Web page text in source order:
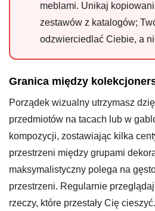
meblami. Unikaj
zestawów z katalogów;
odzwierciedlać Ciebie, a
Granica między
Porządek wizualny utrzymasz
przedmiotów na tacach lub w
kompozycji, zostawiając kilka
przestrzeni między grupami
maksymalistyczny polega na
przestrzeni. Regularnie
rzeczy, które przestały Cię cieszyć.